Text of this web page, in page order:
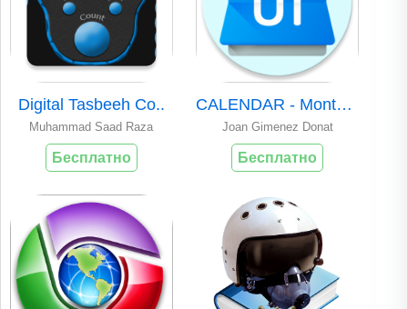
Digital Tasbeeh Co..
Muhammad Saad Raza
Бесплатно
CALENDAR - Months ..
Joan Gimenez Donat
Бесплатно